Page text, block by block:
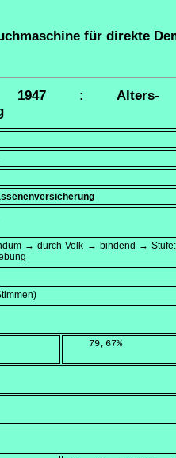
für direkte
1947 : Alters-
→ durch Volk → bindend →
    79,67
%